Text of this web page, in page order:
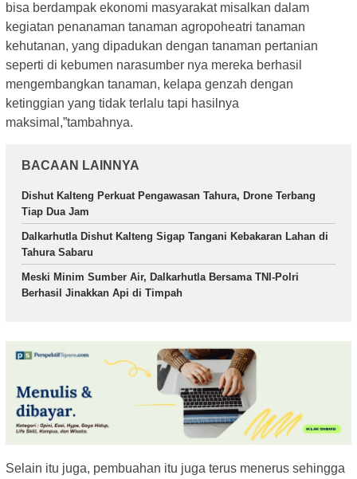
bisa berdampak ekonomi masyarakat misalkan dalam
kegiatan penanaman tanaman agropoheatri tanaman
kehutanan, yang dipadukan dengan tanaman pertanian
seperti di kebumen narasumber nya mereka berhasil
mengembangkan tanaman, kelapa genzah dengan
ketinggian yang tidak terlalu tapi hasilnya
maksimal,”tambahnya.
BACAAN LAINNYA
Dishut Kalteng Perkuat Pengawasan Tahura, Drone Terbang
Tiap Dua Jam
Dalkarhutla Dishut Kalteng Sigap Tangani Kebakaran Lahan di
Tahura Sabaru
Meski Minim Sumber Air, Dalkarhutla Bersama TNI-Polri
Berhasil Jinakkan Api di Timpah
Selain itu juga, pembuahan itu juga terus menerus sehingga